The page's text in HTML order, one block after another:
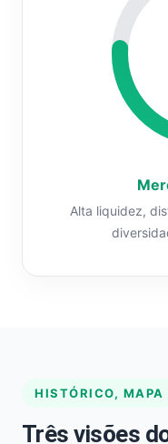
Alta liquidez,
HISTÓRICO, MAPA
Três visões